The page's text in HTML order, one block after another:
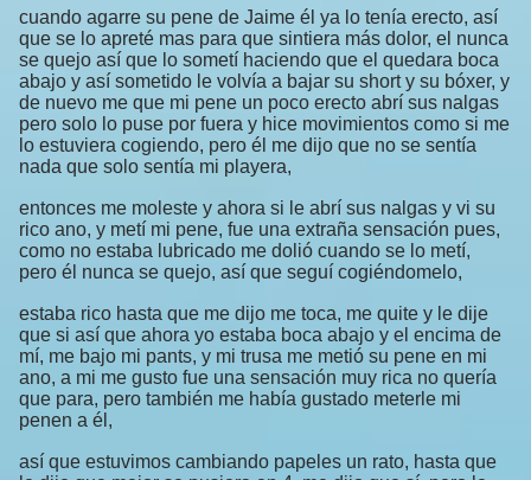
cuando agarre su pene de Jaime él ya lo tenía erecto, así
que se lo apreté mas para que sintiera más dolor, el nunca
se quejo así que lo sometí haciendo que el quedara boca
abajo y así sometido le volvía a bajar su short y su bóxer, y
de nuevo me que mi pene un poco erecto abrí sus nalgas
pero solo lo puse por fuera y hice movimientos como si me
lo estuviera cogiendo, pero él me dijo que no se sentía
nada que solo sentía mi playera,
entonces me moleste y ahora si le abrí sus nalgas y vi su
rico ano, y metí mi pene, fue una extraña sensación pues,
como no estaba lubricado me dolió cuando se lo metí,
pero él nunca se quejo, así que seguí cogiéndomelo,
estaba rico hasta que me dijo me toca, me quite y le dije
que si así que ahora yo estaba boca abajo y el encima de
mí, me bajo mi pants, y mi trusa me metió su pene en mi
ano, a mi me gusto fue una sensación muy rica no quería
que para, pero también me había gustado meterle mi
penen a él,
así que estuvimos cambiando papeles un rato, hasta que